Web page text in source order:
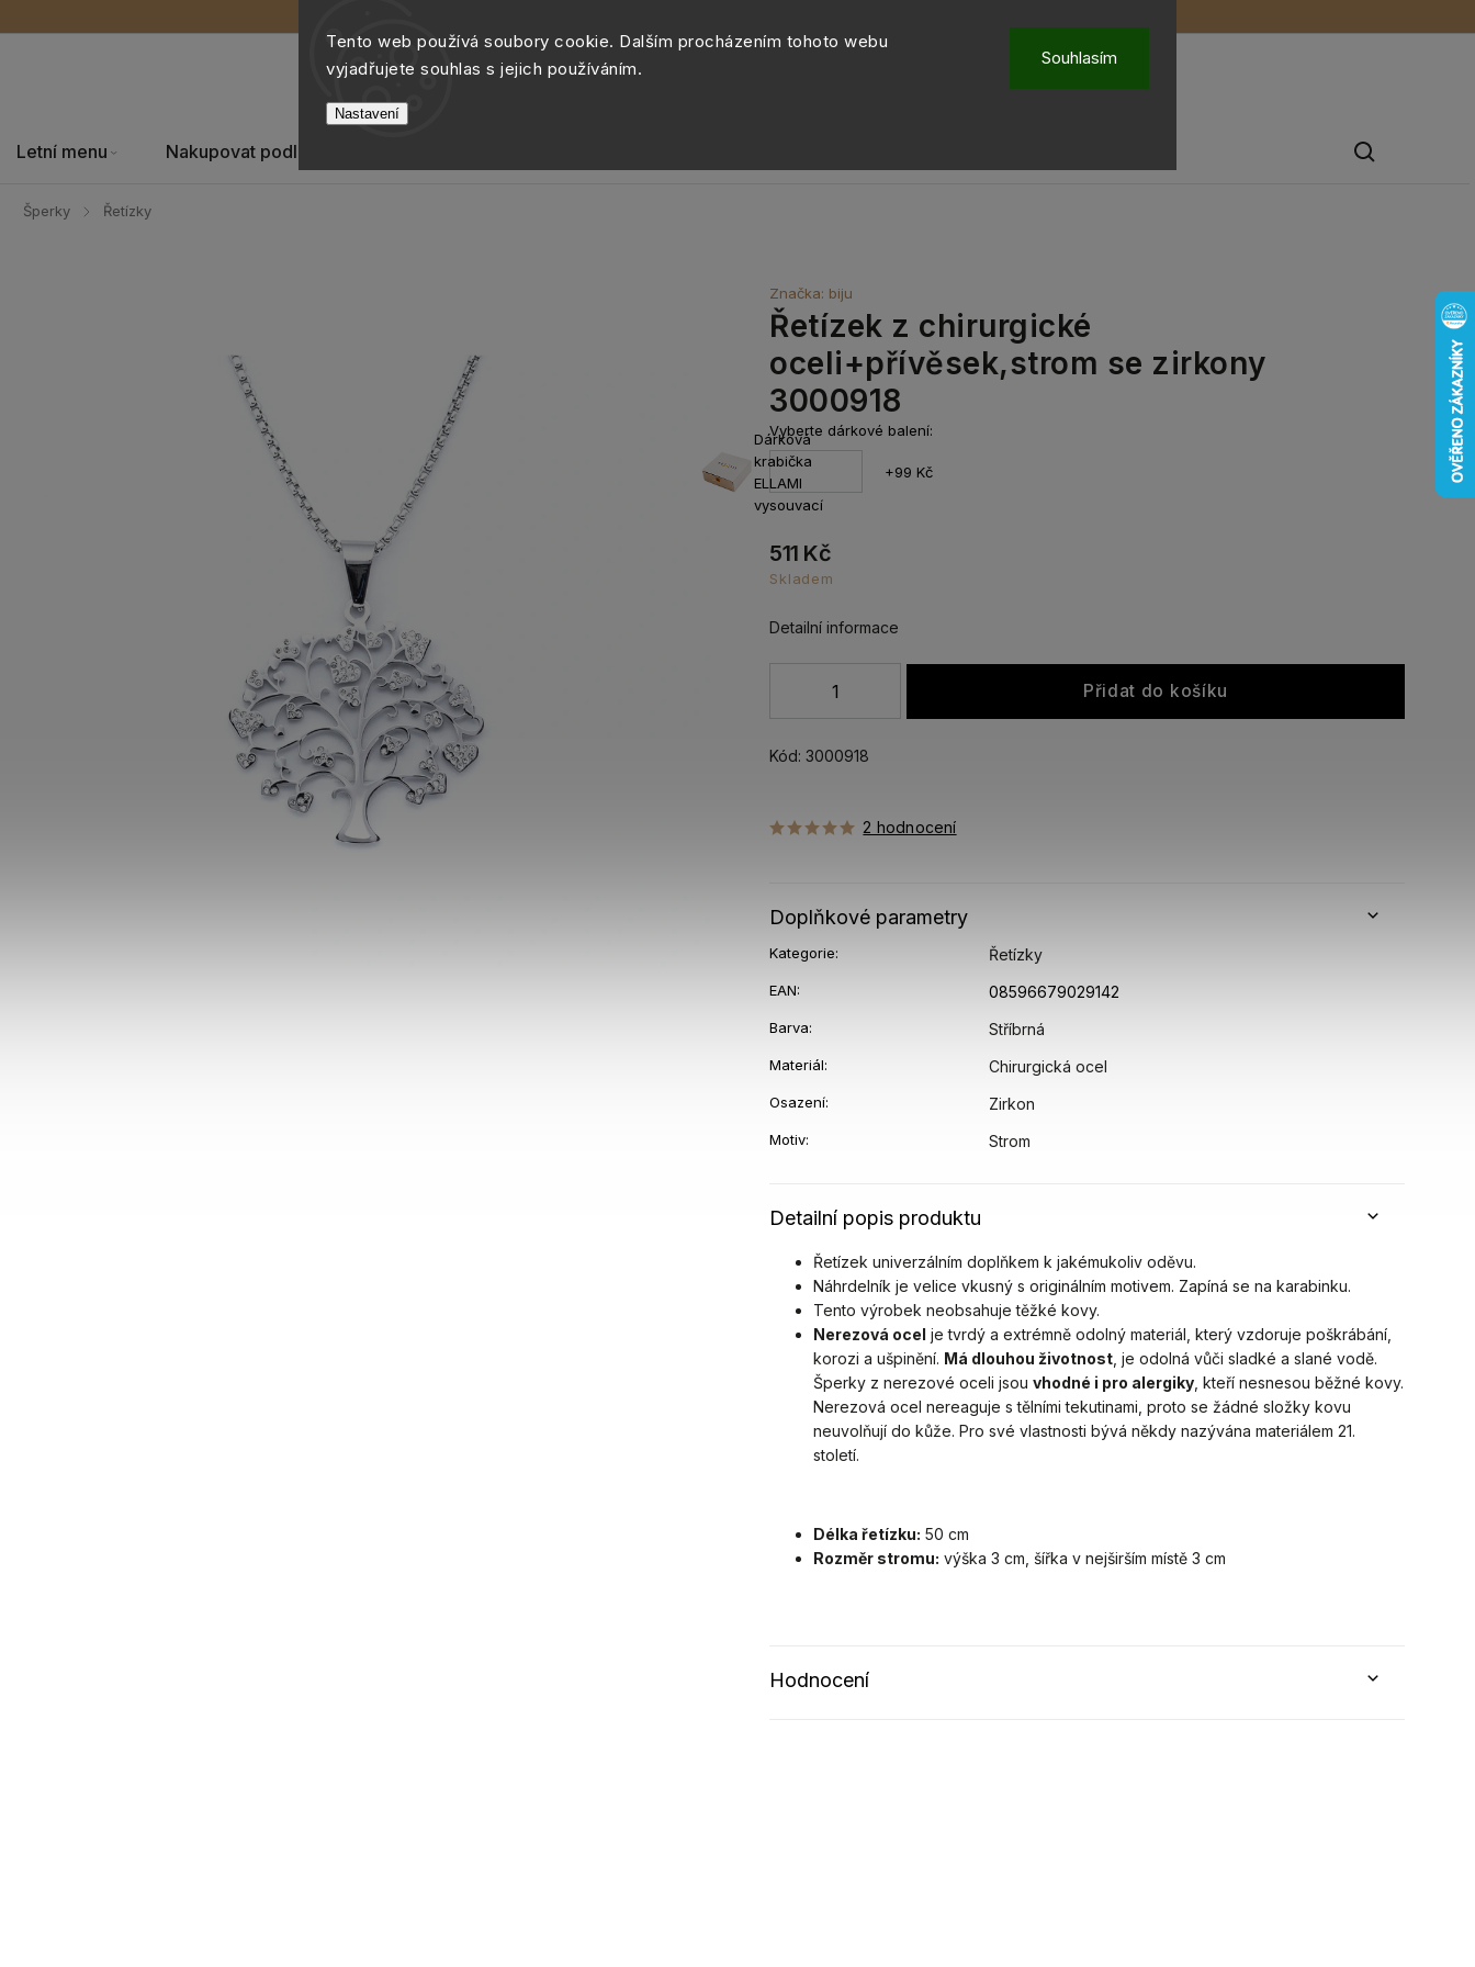
Tento web používá soubory cookie. Dalším procházením tohoto webu
vyjadřujete souhlas s jejich používáním.
Nastavení
Souhlasím
Letní menu Nakupovat podle
Šperky / Řetízky
Řetízek z chirurgické
oceli+přívěsek,strom se zirkony
3000918
2 hodnocení
Kód: 3000918
Značka: biju
511 Kč
Skladem
Vyberte dárkové balení:
Dárková
krabička
ELLAMI
vysouvací
+99 Kč
Přidat do košíku
Detailní informace
Detailní popis produktu
Řetízek univerzálním doplňkem k jakémukoliv oděvu.
Náhrdelník je velice vkusný s originálním motivem. Zapíná se na karabinku.
Tento výrobek neobsahuje těžké kovy.
Nerezová ocel je tvrdý a extrémně odolný materiál, který vzdoruje poškrábání,
korozi a ušpinění. Má dlouhou životnost , je odolná vůči sladké a slané vodě.
Šperky z nerezové oceli jsou vhodné i pro alergiky , kteří nesnesou běžné kovy.
Nerezová ocel nereaguje s tělními tekutinami, proto se žádné složky kovu
neuvolňují do kůže. Pro své vlastnosti bývá někdy nazývána materiálem 21.
století.
Délka řetízku: 50 cm
Rozměr stromu: výška 3 cm, šířka v nejširším místě 3 cm
Doplňkové parametry
Kategorie: Řetízky
EAN: 08596679029142
Barva: Stříbrná
Materiál: Chirurgická ocel
Osazení: Zirkon
Motiv: Strom
Hodnocení